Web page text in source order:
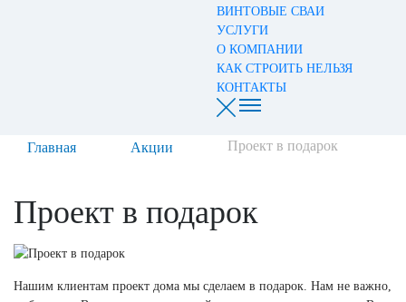
ВИНТОВЫЕ СВАИ
УСЛУГИ
О КОМПАНИИ
КАК СТРОИТЬ НЕЛЬЗЯ
КОНТАКТЫ
Главная Акции Проект в подарок
Проект в подарок
Нашим клиентам проект дома мы сделаем в подарок. Нам не важно,